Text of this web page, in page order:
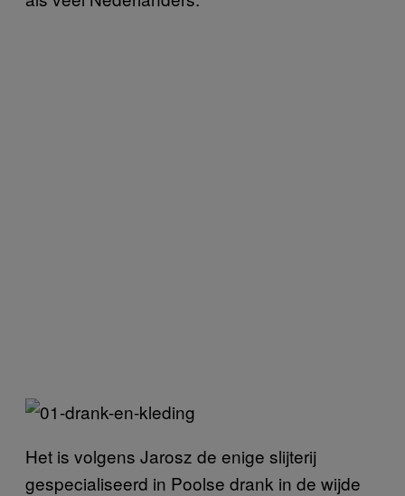
Het is volgens Jarosz de enige slijterij
gespecialiseerd in Poolse drank in de wijde